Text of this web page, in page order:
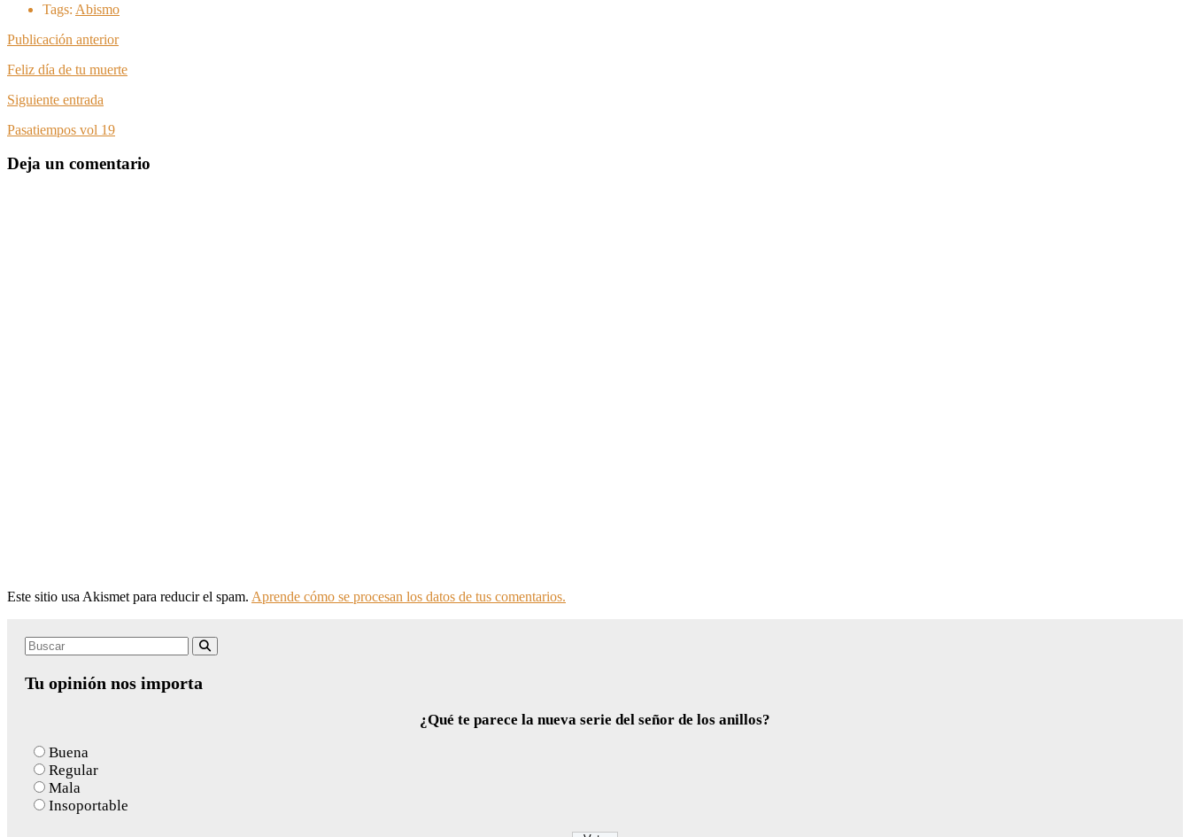
Tags: Abismo
Publicación anterior
Feliz día de tu muerte
Siguiente entrada
Pasatiempos vol 19
Deja un comentario
Este sitio usa Akismet para reducir el spam. Aprende cómo se procesan los datos de tus comentarios.
Search
Tu opinión nos importa
¿Qué te parece la nueva serie del señor de los anillos?
Buena
Regular
Mala
Insoportable